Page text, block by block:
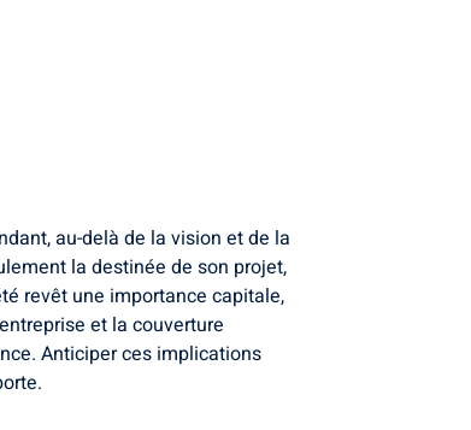
au-delà de la vision et de la
la destinée de son projet,
revêt une importance capitale,
et la couverture
Anticiper ces implications